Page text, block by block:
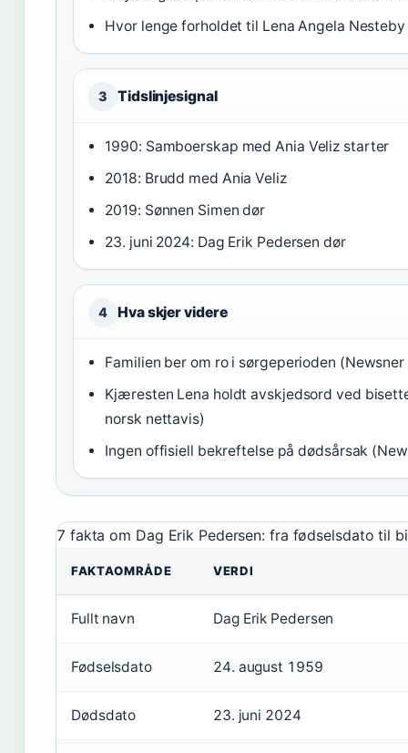
Hvor lenge forholdet til Lena Angela
3 Tidslinjesignal
1990: Samboerskap med Ania Veliz starter
2018: Brudd med Ania Veliz
2019: Sønnen Simen dør
23. juni 2024: Dag Erik Pedersen dør
4 Hva skjer videre
Familien ber om ro i sørgeperioden
Kjæresten Lena holdt avskjedsord ved
norsk nettavis)
Ingen offisiell bekreftelse på dødsårsak
7 fakta om Dag Erik Pedersen: fra fødselsdato til
FAKTAOMRÅDE VERDI
Fullt navn Dag Erik Pedersen
Fødselsdato 24. august 1959
Dødsdato 23. juni 2024